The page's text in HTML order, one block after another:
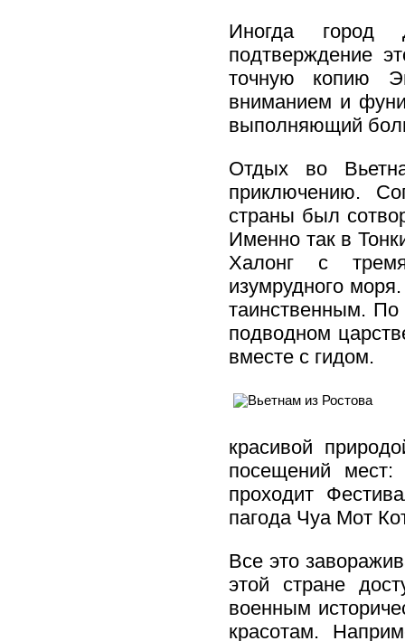
Иногда город
подтверждение
точную копию
вниманием и
выполняющий
Отдых во
приключению.
страны был
Именно так в
Халонг с
изумрудного
таинственным.
подводном
вместе с гидом.
красивой
посещений мест:
проходит
пагода Чуа Мот
Все это
этой стране
военным
красотам.